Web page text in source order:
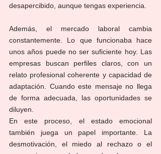
desapercibido, aunque tengas experiencia.
Además, el mercado laboral cambia
constantemente. Lo que funcionaba hace
unos años puede no ser suficiente hoy. Las
empresas buscan perfiles claros, con un
relato profesional coherente y capacidad de
adaptación. Cuando este mensaje no llega
de forma adecuada, las oportunidades se
diluyen.
En este proceso, el estado emocional
también juega un papel importante. La
desmotivación, el miedo al rechazo o el